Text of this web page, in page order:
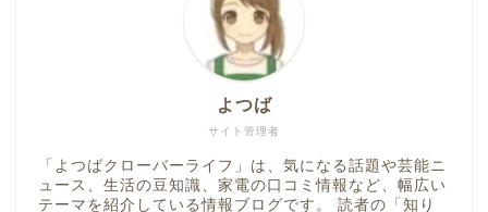
サイト管理者
よつば
「よつばクローバーライフ」は、気になる話題や芸能ニ
ュース、生活の豆知識、家電の口コミ情報など、幅広い
テーマを紹介している情報ブログです。 読者の「知り